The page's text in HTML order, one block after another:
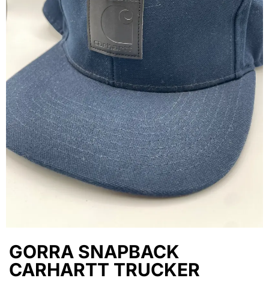
GORRA SNAPBACK
CARHARTT TRUCKER